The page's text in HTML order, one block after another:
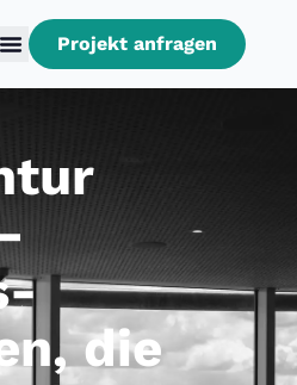
Projekt anfragen
die